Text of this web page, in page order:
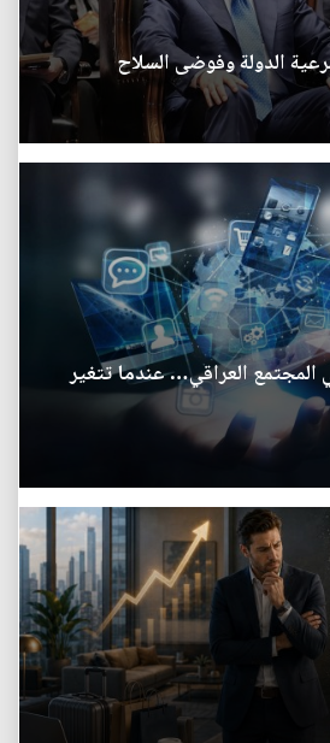
الدولة وفوضى السلاح
المجتمع العراقي… عندما تتغير